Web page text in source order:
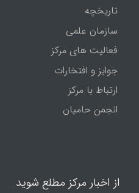
تاریخچه
سازمان علمی
فعالیت های مرکز
جوایز و افتخارات
ارتباط با مرکز
انجمن حامیان
از اخبار مرکز مطلع شوید